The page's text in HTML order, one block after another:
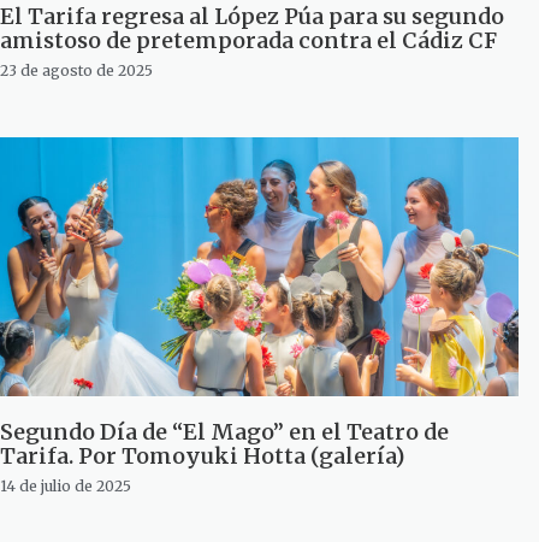
El Tarifa regresa al López Púa para su segundo
amistoso de pretemporada contra el Cádiz CF
23 de agosto de 2025
Segundo Día de “El Mago” en el Teatro de
Tarifa. Por Tomoyuki Hotta (galería)
14 de julio de 2025